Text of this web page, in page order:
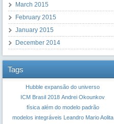
March 2015
February 2015
January 2015
December 2014
Tags
Hubble expansão do universo
ICM Brasil 2018 Andrei Okounkov
física além do modelo padrão
modelos integráveis Leandro Mario Aolita